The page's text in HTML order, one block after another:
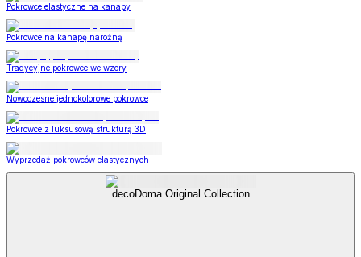
Pokrowce elastyczne na kanapy
Pokrowce na kanapę narożną
Tradycyjne pokrowce we wzory
Nowoczesne jednokolorowe pokrowce
Pokrowce z luksusową strukturą 3D
Wyprzedaż pokrowców elastycznych
decoDoma Original Collection